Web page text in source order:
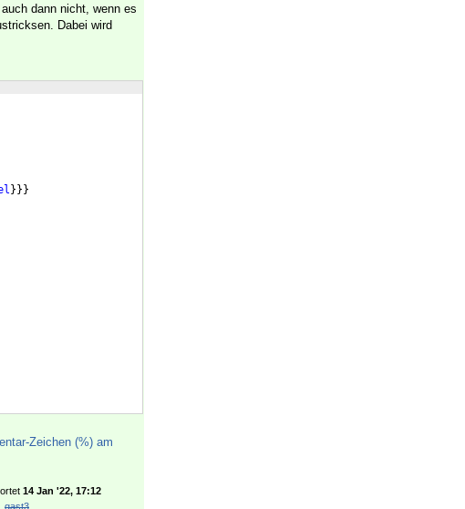
dann nicht, wenn es
Dabei wird
}}}
Zeichen (%) am
14 Jan '22, 17:12
gast3